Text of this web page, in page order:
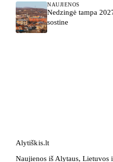
NAUJIENOS
Nedzingė tampa
sostine
Alytiškis.lt
Naujienos iš Alytaus,